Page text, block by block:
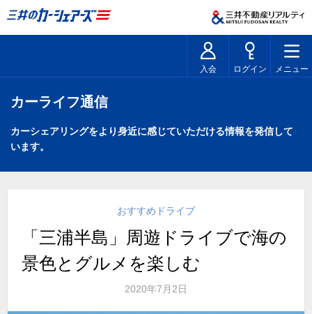
入会 ログイン メニュー
カーライフ通信
カーシェアリングをより身近に感じていただける情報を発信して
います。
おすすめドライブ
「三浦半島」周遊ドライブで海の
景色とグルメを楽しむ
2020年7月2日